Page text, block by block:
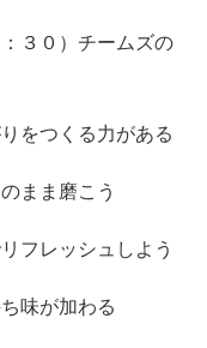
３０）チームズの
をつくる力がある
まま磨こう
フレッシュしよう
味が加わる